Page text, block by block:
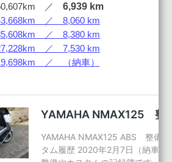
／ 6,939 km
／ 8,060 km
／ 8,380 km
／ 7,530 km
／ （納車）